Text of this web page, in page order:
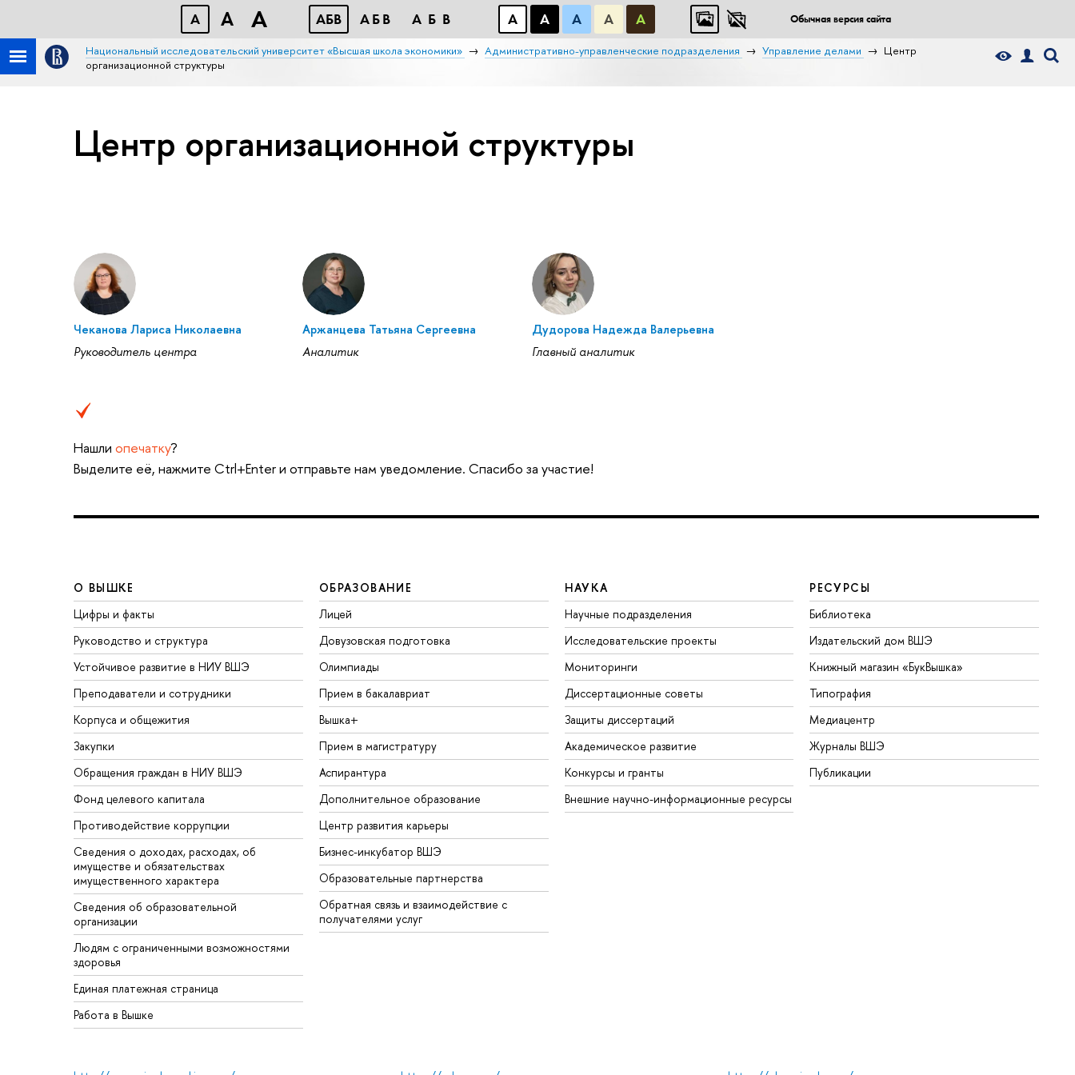
A A A АБB АБB АБB А А А А А Обычная версия сайта
Национальный исследовательский университет «Высшая школа экономики» Административно-управленческие подразделения Управление делами
Центр
организационной структуры
Центр организационной структуры
Чеканова Лариса Николаевна
Руководитель центра
Аржанцева Татьяна Сергеевна
Аналитик
Дудорова Надежда Валерьевна
Главный аналитик
Нашли опечатку?
Выделите её, нажмите Ctrl+Enter и отправьте нам уведомление. Спасибо за участие!
О ВЫШКЕ
Цифры и факты
Руководство и структура
Устойчивое развитие в НИУ ВШЭ
Преподаватели и сотрудники
Корпуса и общежития
Закупки
Обращения граждан в НИУ ВШЭ
Фонд целевого капитала
Противодействие коррупции
Сведения о доходах, расходах, об
имуществе и обязательствах
имущественного характера
Сведения об образовательной
организации
Людям с ограниченными возможностями
здоровья
Единая платежная страница
Работа в Вышке
ОБРАЗОВАНИЕ
Лицей
Довузовская подготовка
Олимпиады
Прием в бакалавриат
Вышка+
Прием в магистратуру
Аспирантура
Дополнительное образование
Центр развития карьеры
Бизнес-инкубатор ВШЭ
Образовательные партнерства
Обратная связь и взаимодействие с
получателями услуг
НАУКА
Научные подразделения
Исследовательские проекты
Мониторинги
Диссертационные советы
Защиты диссертаций
Академическое развитие
Конкурсы и гранты
Внешние научно-информационные ресурсы
РЕСУРСЫ
Библиотека
Издательский дом ВШЭ
Книжный магазин «БукВышка»
Типография
Медиацентр
Журналы ВШЭ
Публикации